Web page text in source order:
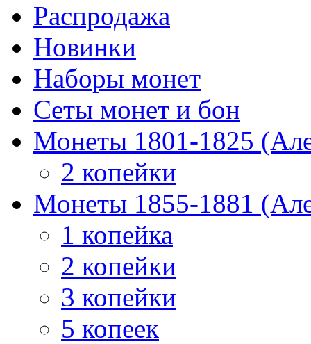
Распродажа
Новинки
Наборы монет
Сеты монет и бон
Монеты 1801-1825
2 копейки
Монеты 1855-1881
1 копейка
2 копейки
3 копейки
5 копеек